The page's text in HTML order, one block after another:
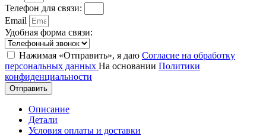
Телефон для связи:
Email
Удобная форма связи:
Нажимая «Отправить», я даю Согласие на обработку
персональных данных На основании Политики
конфиденциальности
Отправить
Описание
Детали
Условия оплаты и доставки